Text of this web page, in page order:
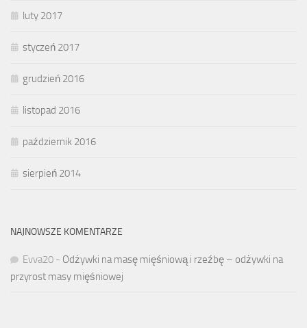
luty 2017
styczeń 2017
grudzień 2016
listopad 2016
październik 2016
sierpień 2014
NAJNOWSZE KOMENTARZE
Evva20 - Odżywki na masę mięśniową i rzeźbę – odżywki na
przyrost masy mięśniowej